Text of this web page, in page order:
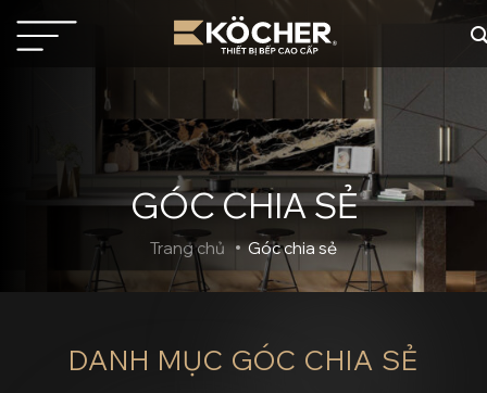
qua
GÓC CHIA SẺ
Trang chủ Góc chia sẻ
DANH MỤC GÓC CHIA SẺ